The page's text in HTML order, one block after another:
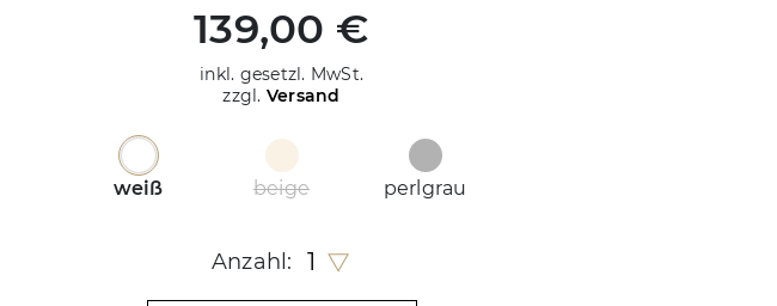
139,00 €
inkl. gesetzl. MwSt.
zzgl. Versand
weiß beige perlgrau
Anzahl: 1